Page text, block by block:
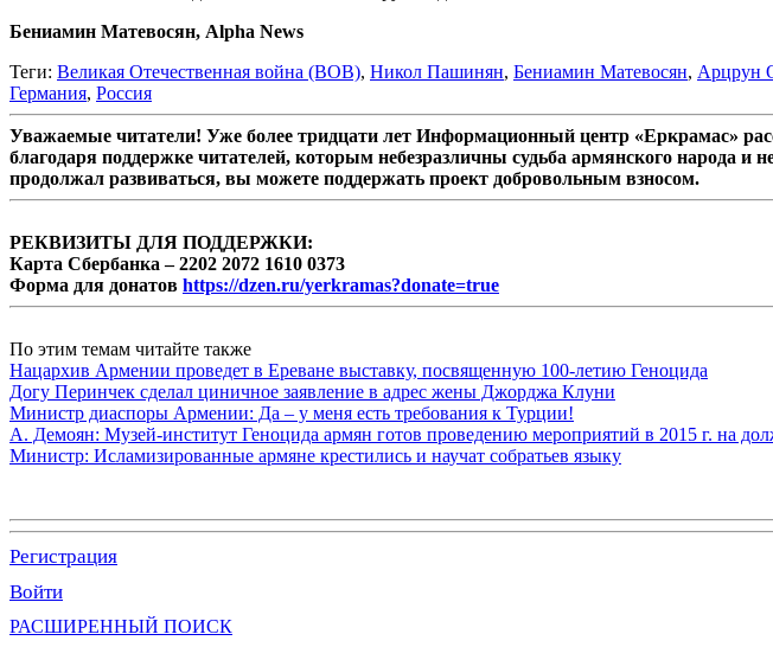
Бениамин Матевосян, Alpha News
Теги: Великая Отечественная война (ВОВ), Никол Пашинян, Бениамин Матевосян, Арцрун
Германия, Россия
Уважаемые читатели! Уже более тридцати лет Информационный центр «Еркрамас»
благодаря поддержке читателей, которым небезразличны судьба армянского народа
продолжал развиваться, вы можете поддержать проект добровольным взносом.
РЕКВИЗИТЫ ДЛЯ ПОДДЕРЖКИ:
Карта Сбербанка – 2202 2072 1610 0373
Форма для донатов https://dzen.ru/yerkramas?donate=true
По этим темам читайте также
Нацархив Армении проведет в Ереване выставку, посвященную 100-летию Геноцида
Догу Перинчек сделал циничное заявление в адрес жены Джорджа Клуни
Министр диаспоры Армении: Да – у меня есть требования к Турции!
А. Демоян: Музей-институт Геноцида армян готов проведению мероприятий в 2015 г. на
Министр: Исламизированные армяне крестились и научат собратьев языку
Регистрация
Войти
РАСШИРЕННЫЙ ПОИСК